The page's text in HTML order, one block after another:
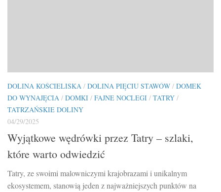
DOLINA KOŚCIELISKA / DOLINA PIĘCIU STAWÓW / DOMEK
DO WYNAJĘCIA / DOMKI / FAJNE NOCLEGI / TATRY /
TATRZAŃSKIE DOLINY
04/29/2025
Wyjątkowe wędrówki przez Tatry – szlaki,
które warto odwiedzić
Tatry, ze swoimi malowniczymi krajobrazami i unikalnym
ekosystemem, stanowią jeden z najważniejszych punktów na